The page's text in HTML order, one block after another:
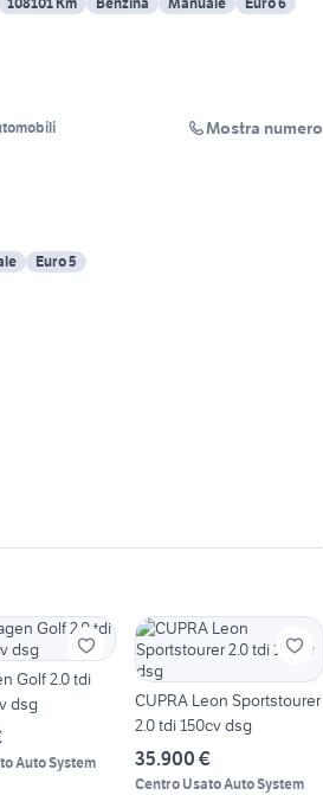
Mostra numero
Euro 5
Golf 2.0 tdi
dsg
Auto System
CUPRA Leon Sportstourer
2.0 tdi 150cv dsg
35.900 €
Centro Usato Auto System